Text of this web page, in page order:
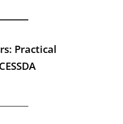
Practical